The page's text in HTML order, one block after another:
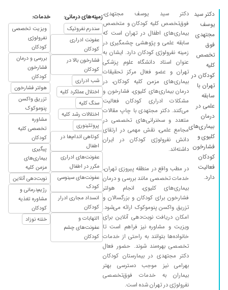
دکتر سید
یوسف
مجتهدی
فوق
تخصص
کلیه
کودکان در
تهران با
سابقه
علمی در
درمان
بیماری‌های
کلیوی و
فشارخون
کودکان
فعالیت
دارد.
دکتر سید یوسف مجتهدی،
فوق‌تخصص کلیه کودکان و متخصص
بیماری‌های اطفال در تهران است که
سابقه علمی و پژوهشی چشمگیری در
زمینه نفرولوژی کودکان دارد. ایشان به
عنوان استاد دانشگاه علوم پزشکی
تهران و عضو فعال مرکز تحقیقات
بیماری‌های مزمن کلیه کودکان، در
درمان بیماری‌های کلیوی، فشارخون و
مشکلات ادراری کودکان فعالیت
می‌کنند. دکتر مجتهدی با چاپ مقالات
متعدد و سخنرانی‌های تخصصی در
مجامع علمی، نقش مهمی در ارتقای
دانش نفرولوژی کودکان در ایران
داشته‌اند.
در مطب واقع در منطقه پیروزی تهران،
خدمات تخصصی مانند بررسی و درمان
بیماری‌های کلیوی، انجام هولتر
فشارخون برای کودکان و بزرگسالان و
تزریق واکسن پنوموکوک ارائه می‌شود.
امکان دریافت نوبت‌دهی آنلاین برای
ویزیت و مشاوره نیز فراهم است تا
خانواده‌ها بتوانند به راحتی از خدمات
تخصصی بهره‌مند شوند. حضور فعال
دکتر مجتهدی در بیمارستان کودکان
بهرامی نیز موجب دسترسی بهتر
بیماران به خدمات فوق‌تخصصی
نفرولوژی در تهران شده است.
زمینه‌های درمانی:
سندرم نفروتیک
عفونت ادراری
کودکان
فشارخون بالا در
کودکان
شب ادراری
اختلال عملکرد کلیه
سنگ کلیه
اختلالات رشد کلیه
پروتئینوری
کوتاهی اندام‌ها در
اطفال
عفونت‌های ادراری
مکرر در اطفال
عفونت‌های سینوسی
کودک
انسداد مجاری ادرار
کودکان
التهابات و
عفونت‌های چشم
کودکان
خدمات:
ویزیت تخصصی
نفرولوژی
کودکان
بررسی و درمان
فشارخون
کودکان
هولتر فشارخون
تزریق واکسن
پنوموکوک
مشاوره
تخصصی کلیه
کودکان
پیگیری
بیماری‌های
مزمن کلیه
نوبت‌دهی آنلاین
رژیم‌درمانی و
مشاوره تغذیه
کودکان
ختنه نوزاد